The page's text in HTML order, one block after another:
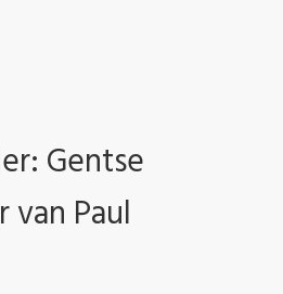
Gentse
Paul